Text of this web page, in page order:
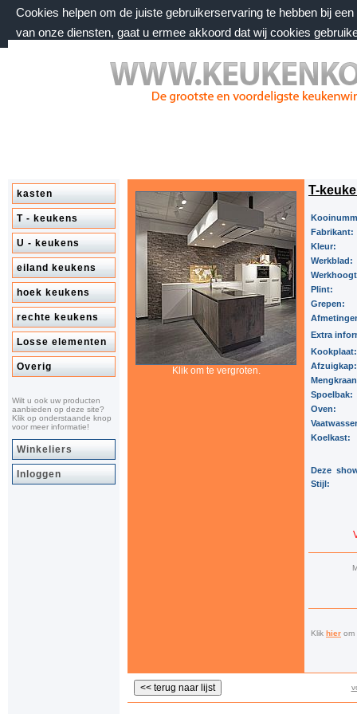
Cookies helpen om de juiste gebruikerservaring te hebben bij
van onze diensten, gaat u ermee akkoord dat wij cookies
zaterdag 8 augustus 2026, 11:11 uur
Welkom bij keukenkorting.nl
kasten
T - keukens
U - keukens
eiland keukens
hoek keukens
rechte keukens
Losse elementen
Overig
Wilt u ook uw producten
aanbieden op deze site?
Klik op onderstaande knop
voor meer informatie!
Winkeliers
Inloggen
Klik om te vergroten.
T-
Fabrikant:
Kleur:
Werkblad:
Plint:
Grepen:
Extra
Spoelbak:
Oven:
Koelkast:
Deze
Stijl:
Klik hier om